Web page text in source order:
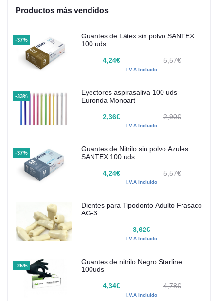
Productos más vendidos
-37%
Guantes de Látex sin polvo SANTEX
100 uds
4,24€ 5,57€
I.V.A Incluido
-33%
Eyectores aspirasaliva 100 uds
Euronda Monoart
2,36€ 2,90€
I.V.A Incluido
-37%
Guantes de Nitrilo sin polvo Azules
SANTEX 100 uds
4,24€ 5,57€
I.V.A Incluido
Dientes para Tipodonto Adulto Frasaco
AG-3
3,62€
I.V.A Incluido
-25%
Guantes de nitrilo Negro Starline
100uds
4,34€ 4,78€
I.V.A Incluido